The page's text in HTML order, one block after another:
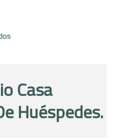
Casa
Huéspedes.